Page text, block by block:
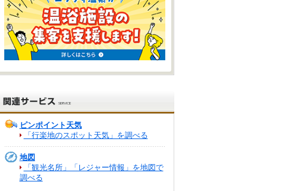
ピンポイント天気
「行楽地のスポット天気」を調べる
地図
「観光名所」「レジャー情報」を地図で
調べる